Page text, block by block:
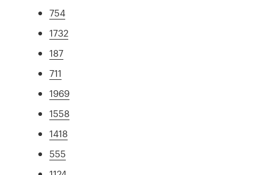
754
1732
187
711
1969
1558
1418
555